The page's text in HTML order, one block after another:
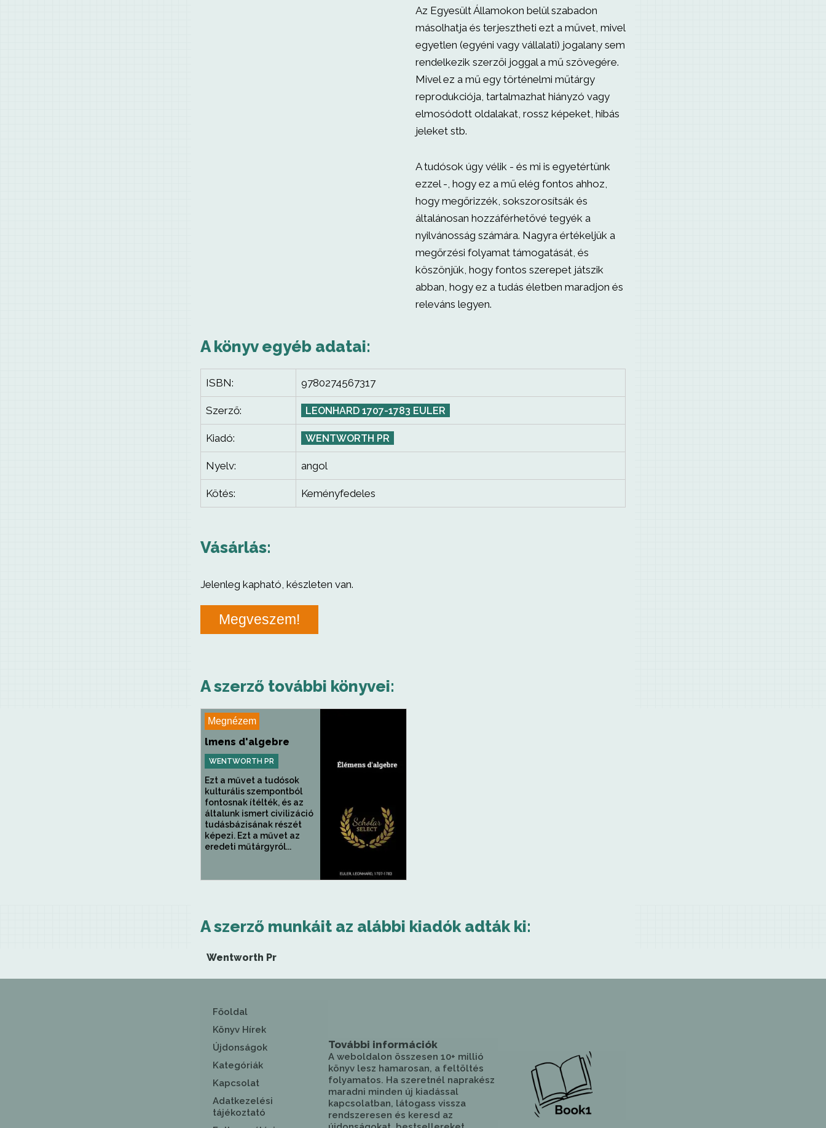
Az Egyesült Államokon belül szabadon
másolhatja és terjesztheti ezt a művet, mivel
egyetlen (egyéni vagy vállalati) jogalany sem
rendelkezik szerzői joggal a mű szövegére.
Mivel ez a mű egy történelmi műtárgy
reprodukciója, tartalmazhat hiányzó vagy
elmosódott oldalakat, rossz képeket, hibás
jeleket stb.
A tudósok úgy vélik - és mi is egyetértünk
ezzel -, hogy ez a mű elég fontos ahhoz,
hogy megőrizzék, sokszorosítsák és
általánosan hozzáférhetővé tegyék a
nyilvánosság számára. Nagyra értékeljük a
megőrzési folyamat támogatását, és
köszönjük, hogy fontos szerepet játszik
abban, hogy ez a tudás életben maradjon és
releváns legyen.
A könyv egyéb adatai:
ISBN: 9780274567317
Szerző: LEONHARD 1707-1783 EULER
Kiadó: WENTWORTH PR
Nyelv: angol
Kötés: Keményfedeles
Vásárlás:
Jelenleg kapható, készleten van.
Megveszem!
A szerző további könyvei:
Megnézem
lmens d'algebre
WENTWORTH PR
Ezt a művet a tudósok
kulturális szempontból
fontosnak ítélték, és az
általunk ismert civilizáció
tudásbázisának részét
képezi. Ezt a művet az
eredeti műtárgyról...
A szerző munkáit az alábbi kiadók adták ki:
Wentworth Pr
Főoldal
Könyv Hírek
Újdonságok
Kategóriák
Kapcsolat
Adatkezelési
tájékoztató
További információk
A weboldalon összesen 10+ millió
könyv lesz hamarosan, a feltöltés
folyamatos. Ha szeretnél naprakész
maradni minden új kiadással
kapcsolatban, látogass vissza
rendszeresen és keresd az